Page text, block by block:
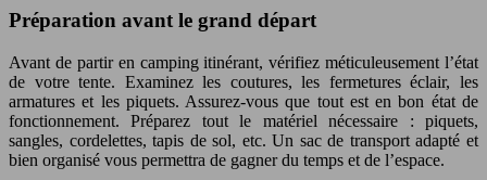
Préparation avant le grand départ
Avant de partir en camping itinérant, vérifiez méticuleusement l’état
de votre tente. Examinez les coutures, les fermetures éclair, les
armatures et les piquets. Assurez-vous que tout est en bon état de
fonctionnement. Préparez tout le matériel nécessaire : piquets,
sangles, cordelettes, tapis de sol, etc. Un sac de transport adapté et
bien organisé vous permettra de gagner du temps et de l’espace.